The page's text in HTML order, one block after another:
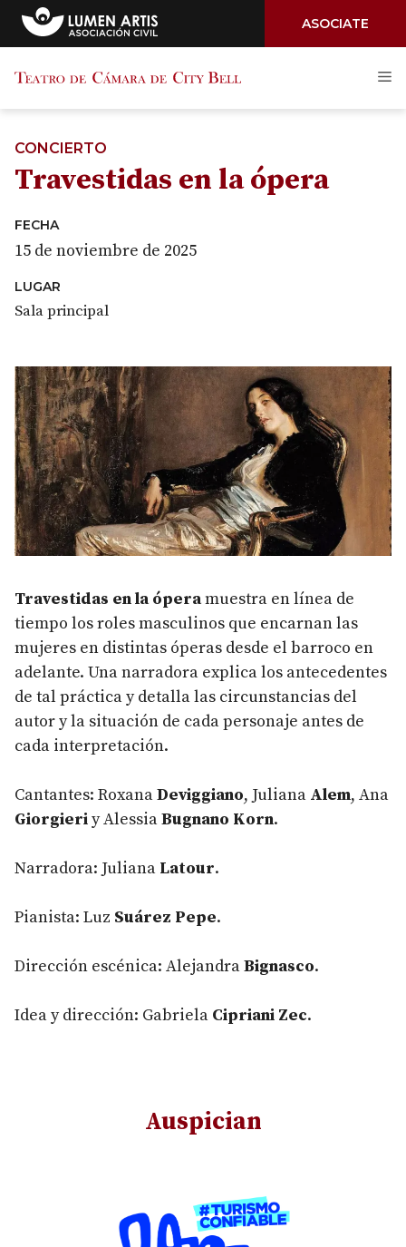
ASOCIATE
contenido
CONCIERTO
Travestidas en la ópera
Travestidas en la óperamuestra en línea de
tiempo los roles masculinos que encarnan las
mujeres en distintas óperas desde el barroco en
adelante. Una narradora explica los antecedentes
de tal práctica y detalla las circunstancias del
autor y la situación de cada personaje antes de
cada interpretación.
Cantantes: RoxanaDeviggiano, Juliana Alem, Ana
Giorgieriy AlessiaBugnano Korn.
Narradora: Juliana Latour.
Pianista: Luz Suárez Pepe.
Dirección escénica: AlejandraBignasco.
Idea y dirección: Gabriela Cipriani Zec.
Auspician
FECHA
15 de noviembre de 2025
LUGAR
Sala principal